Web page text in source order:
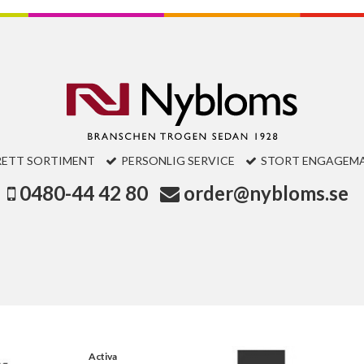
SORTIMENT PERSONLIG SERVICE STORT
0480-44 42 80 order@nybloms.se
Activa